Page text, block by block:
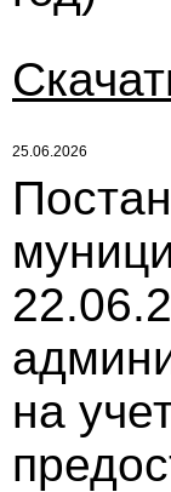
25.06.2026
на